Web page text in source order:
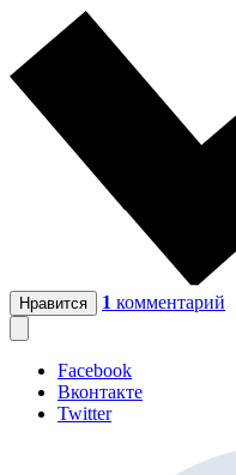
Нравится 1 комментарий
Facebook
Вконтакте
Twitter